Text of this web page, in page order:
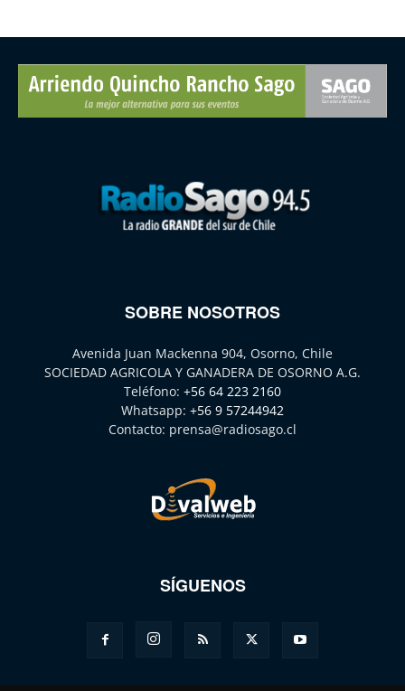
SOBRE NOSOTROS
Avenida Juan Mackenna 904, Osorno, Chile
SOCIEDAD AGRICOLA Y GANADERA DE OSORNO A.G.
Teléfono: +56 64 223 2160
Whatsapp: +56 9 57244942
Contacto: prensa@radiosago.cl
SÍGUENOS